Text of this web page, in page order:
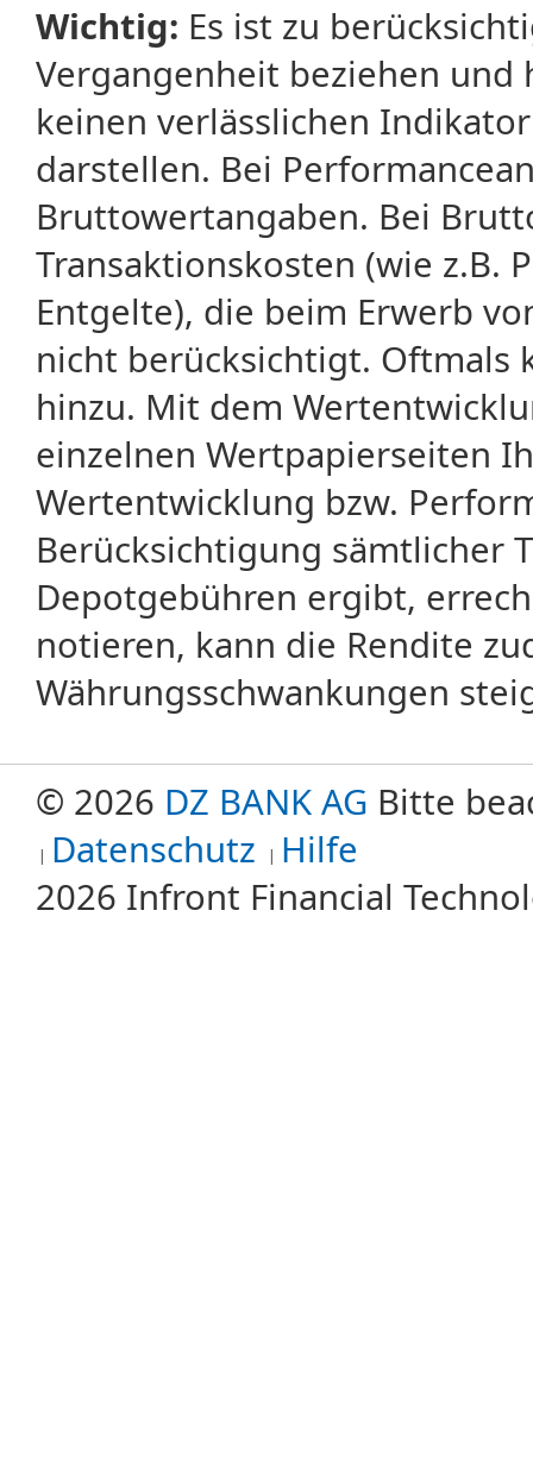
Wichtig: Es ist zu
Vergangenheit beziehen
keinen verlässlichen
darstellen. Bei
Bruttowertangaben. Bei
Transaktionskosten (wie z.B.
Entgelte), die beim Erwerb
nicht berücksichtigt. Oftmals
hinzu. Mit dem
einzelnen Wertpapierseiten
Wertentwicklung bzw.
Berücksichtigung sämtlicher
Depotgebühren ergibt,
notieren, kann die Rendite
Währungsschwankungen
© 2026 DZ BANK AG Bitte
Datenschutz Hilfe
2026 Infront Financial